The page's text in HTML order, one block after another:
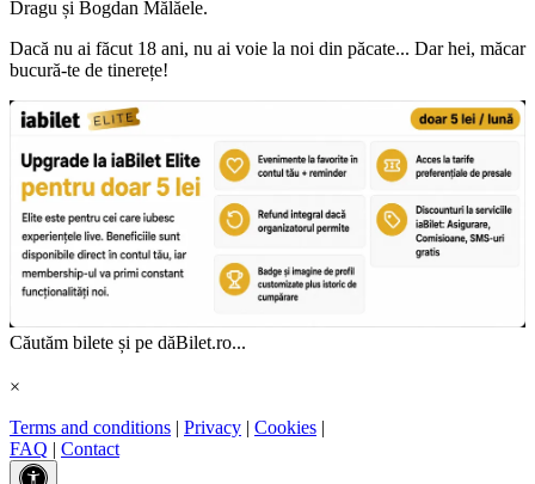
Dragu și Bogdan Mălăele.
Dacă nu ai făcut 18 ani, nu ai voie la noi din păcate... Dar hei, măcar
bucură-te de tinerețe!
Căutăm bilete și pe dăBilet.ro...
×
Terms and conditions | Privacy | Cookies |
FAQ | Contact